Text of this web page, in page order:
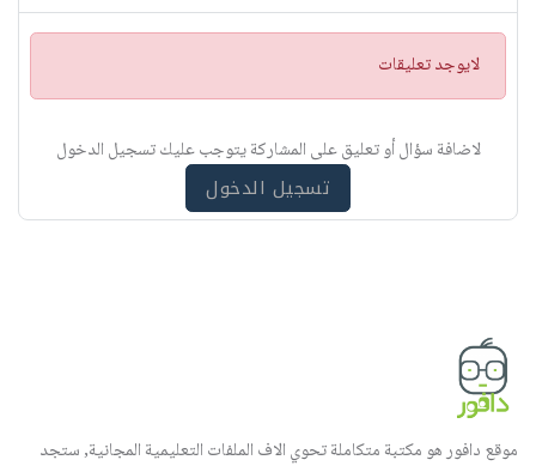
ت
ن
ي
لايوجد تعليقات
لاضافة سؤال أو تعليق على المشاركة يتوجب عليك تسجيل الدخول
تسجيل الدخول
موقع دافور هو مكتبة متكاملة تحوي الاف الملفات التعليمية المجانية, ستجد